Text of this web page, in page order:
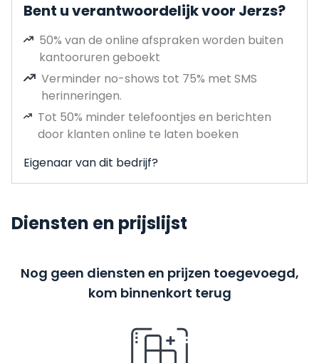
Bent u verantwoordelijk voor Jerzs?
50% van de online afspraken worden buiten
kantooruren geboekt
Verminder no-shows tot 75% met SMS
herinneringen.
Tot 50% minder telefoontjes en berichten
door klanten online te laten boeken
Eigenaar van dit bedrijf?
Diensten en prijslijst
Nog geen diensten en prijzen toegevoegd,
kom binnenkort terug